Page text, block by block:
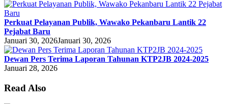
Perkuat Pelayanan Publik, Wawako Pekanbaru Lantik 22
Pejabat Baru
Januari 30, 2026Januari 30, 2026
Dewan Pers Terima Laporan Tahunan KTP2JB 2024-2025
Januari 28, 2026
Read Also